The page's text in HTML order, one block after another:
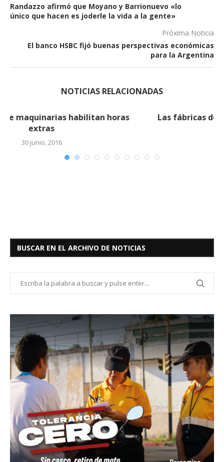
Randazzo afirmó que Moyano y Barrionuevo «lo
único que hacen es joderle la vida a la gente»
Próxima Noticia
El banco HSBC fijó buenas perspectivas económicas
para la Argentina
NOTICIAS RELACIONADAS
Las fábricas de maquinarias habilitan horas
BUSCAR EN EL ARCHIVO DE NOTICIAS